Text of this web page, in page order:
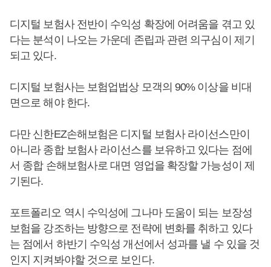
디지털 보험사 전반이 수익성 확장에 어려움을 겪고 있
다는 분석이 나오는 가운데 존립과 관련 의구심이 제기
되고 있다.
디지털 보험사는 보험업법상 모객의 90% 이상을 비대
면으로 해야 한다.
다만 신한EZ손해보험은 디지털 보험사 라이선스만이
아니라 종합 보험사 라이선스를 보유하고 있다는 점에
서 종합 손해보험사로 대면 영업을 확장할 가능성이 제
기된다.
포트폴리오 역시 수익성에 그나마 도움이 되는 보장성
보험을 강조하는 방향으로 전략에 변화를 취하고 있다
는 점에서 하반기 수익성 개선에서 성과를 낼 수 있을 것
인지 지켜봐야할 것으로 보인다.